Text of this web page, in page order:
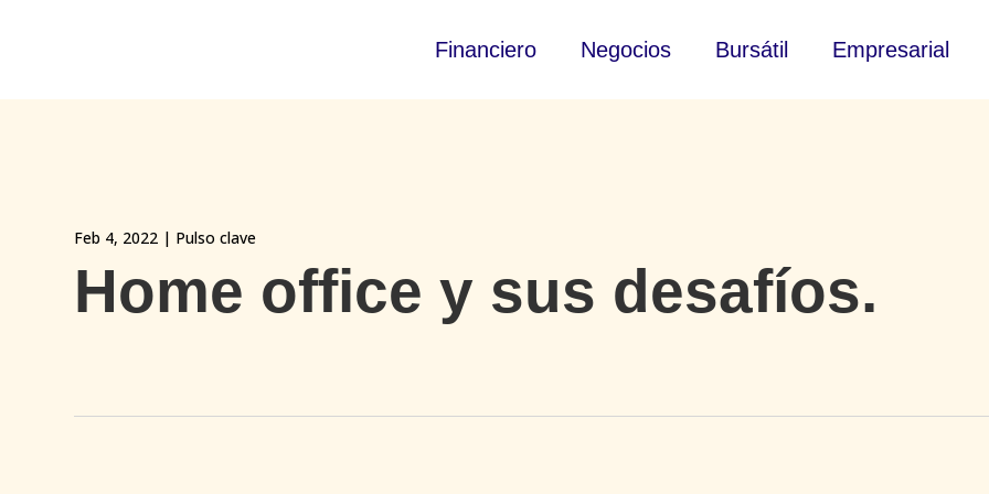
Financiero Negocios Bursátil Empresarial
Feb 4, 2022 | Pulso clave
Home office y sus desafíos.